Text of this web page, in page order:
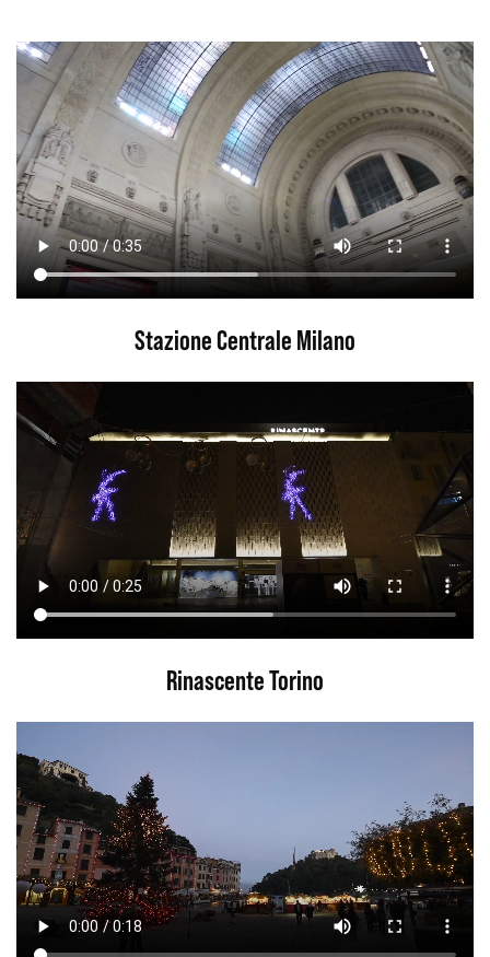
Stazione Centrale Milano
Rinascente Torino